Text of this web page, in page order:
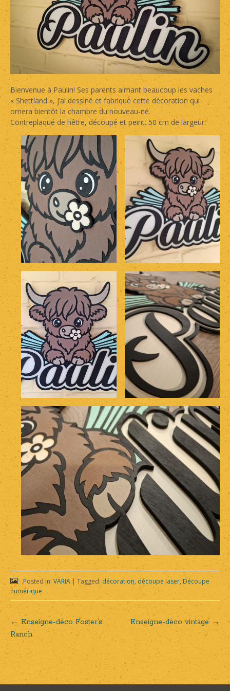
Bienvenue à Paulin! Ses parents aimant beaucoup les vaches
« Shettland », j’ai dessiné et fabriqué cette décoration qui
ornera bientôt la chambre du nouveau-né.
Contreplaqué de hêtre, découpé et peint. 50 cm de largeur.
Posted in: VARIA |Tagged:décoration, découpe laser, Découpe
numérique
Post
navigation
← Enseigne-déco Foster’s
Ranch
Enseigne-déco vintage →